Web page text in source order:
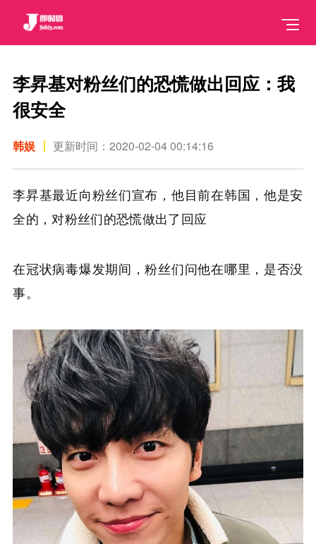
李昇基对粉丝们的恐慌做出回应：我
很安全
韩娱 更新时间：2020-02-04 00:14:16
李昇基最近向粉丝们宣布，他目前在韩国，他是安
全的，对粉丝们的恐慌做出了回应
在冠状病毒爆发期间，粉丝们问他在哪里，是否没
事。